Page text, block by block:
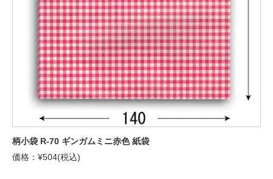
柄小袋 R-70 ギンガムミニ赤色 紙袋
価格：¥504(税込)